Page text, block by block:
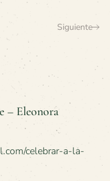
Siguiente
– Eleonora
celebrar-a-la-